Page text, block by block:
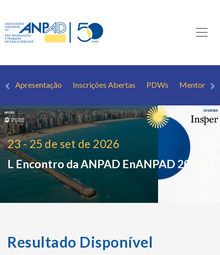
Apresentação Inscrições Abertas PDWs Mentorias
23 - 25 de set de 2026
L Encontro da ANPAD EnANPAD 2026
Resultado Disponível